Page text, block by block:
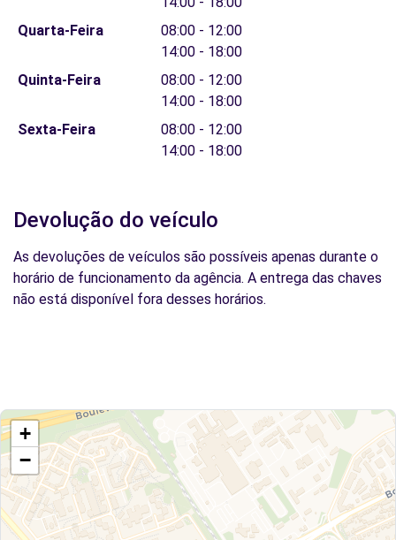
Quarta-Feira
08:00 - 12:00
14:00 - 18:00
Quinta-Feira
08:00 - 12:00
14:00 - 18:00
Sexta-Feira
08:00 - 12:00
14:00 - 18:00
Devolução do veículo
As devoluções de veículos são possíveis apenas durante o
horário de funcionamento da agência. A entrega das chaves
não está disponível fora desses horários.
+
−